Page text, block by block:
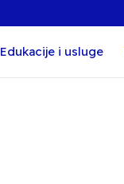
Edukacije i usluge